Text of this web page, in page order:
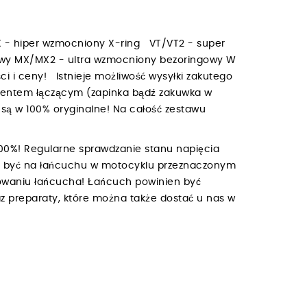
- hiper wzmocniony X-ring VT/VT2 - super
MX/MX2 - ultra wzmocniony bezoringowy W
i ceny! Istnieje możliwość wysyłki zakutego
łączącym (zapinka bądź zakuwka w
w 100% oryginalne! Na całość zestawu
Regularne sprawdzanie stanu napięcia
być na łańcuchu w motocyklu przeznaczonym
łańcucha! Łańcuch powinien być
preparaty, które można także dostać u nas w